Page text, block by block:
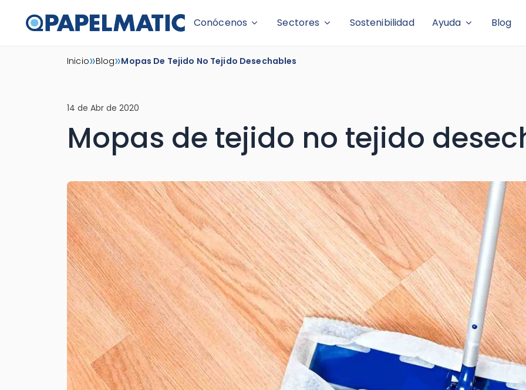
Conócenos Sectores Sostenibilidad Ayuda Blog
Inicio»Blog»Mopas De Tejido No Tejido Desechables
14 de Abr de 2020
Mopas de tejido no tejido